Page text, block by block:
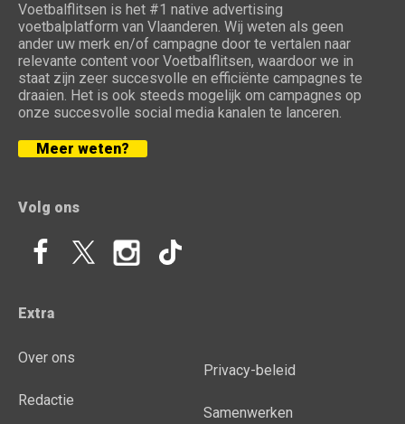
Voetbalflitsen is het #1 native advertising
voetbalplatform van Vlaanderen. Wij weten als geen
ander uw merk en/of campagne door te vertalen naar
relevante content voor Voetbalflitsen, waardoor we in
staat zijn zeer succesvolle en efficiënte campagnes te
draaien. Het is ook steeds mogelijk om campagnes op
onze succesvolle social media kanalen te lanceren.
Meer weten?
Volg ons
Extra
Over ons
Redactie
Privacy-beleid
Samenwerken